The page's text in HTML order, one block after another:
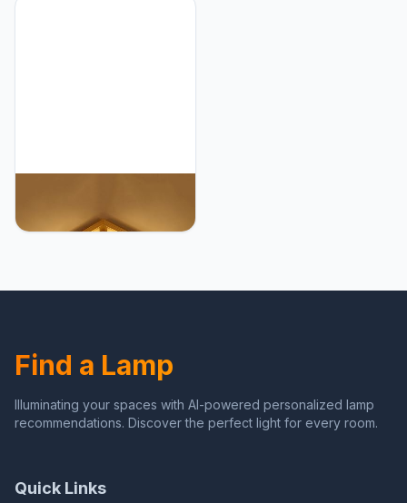
plafondlamp, vierkante
Find a Lamp
Illuminating your spaces with AI-powered personalized lamp
recommendations. Discover the perfect light for every room.
Quick Links